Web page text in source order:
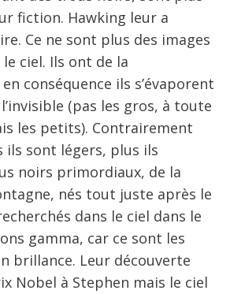
fiction. Hawking leur a
Ce ne sont plus des images
ciel. Ils ont de la
conséquence ils s’évaporent
(pas les gros, à toute
les petits). Contrairement
ils sont légers, plus ils
noirs primordiaux, de la
nés tout juste après le
dans le ciel dans le
gamma, car ce sont les
brillance. Leur découverte
Nobel à Stephen mais le ciel